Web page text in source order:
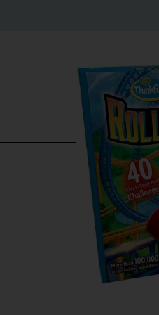
הוספה לסל
ש"ח ?